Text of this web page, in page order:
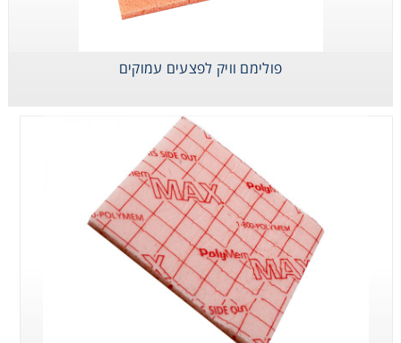
פולימם וויק לפצעים עמוקים